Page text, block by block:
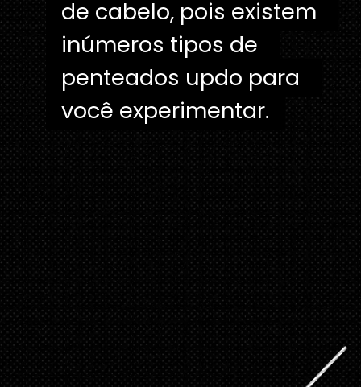
de cabelo, pois existem
inúmeros tipos de
penteados updo para
você experimentar.
de cabelo, pois existem
inúmeros tipos de
penteados updo para
você experimentar.